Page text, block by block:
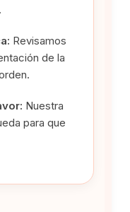
Revisamos
de la
Nuestra
para que